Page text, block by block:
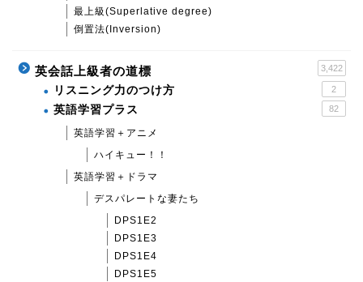
最上級(Superlative degree)
倒置法(Inversion)
英会話上級者の道標 3,422
リスニング力のつけ方 2
英語学習プラス 82
英語学習＋アニメ
ハイキュー！！
英語学習＋ドラマ
デスパレートな妻たち
DPS1E2
DPS1E3
DPS1E4
DPS1E5